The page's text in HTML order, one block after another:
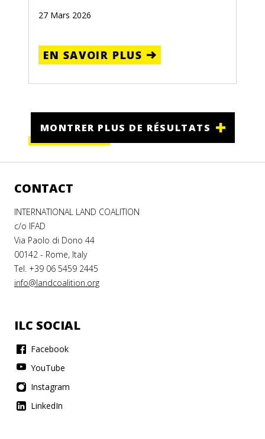
27 Mars 2026
EN SAVOIR PLUS
MONTRER PLUS DE RÉSULTATS
CONTACT
INTERNATIONAL LAND COALITION
c/o IFAD
Via Paolo di Dono 44
00142 - Rome, Italy
Tel. +39 06 5459 2445
info@landcoalition.org
ILC SOCIAL
Facebook
YouTube
Instagram
LinkedIn